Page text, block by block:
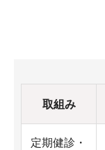
取組み
定期健診・